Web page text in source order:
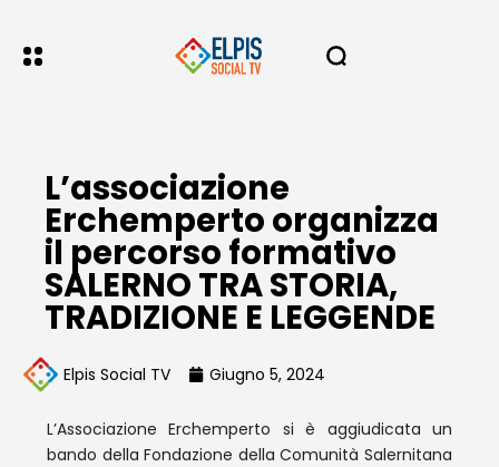
L’associazione
Erchemperto organizza
il percorso formativo
SALERNO TRA STORIA,
TRADIZIONE E LEGGENDE
Elpis Social TV Giugno 5, 2024
L’Associazione Erchemperto si è aggiudicata un
bando della Fondazione della Comunità Salernitana